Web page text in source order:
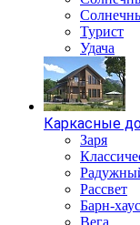
Турист
Удача
Каркасные
Заря
Рассвет
Барн-хаус
Вега